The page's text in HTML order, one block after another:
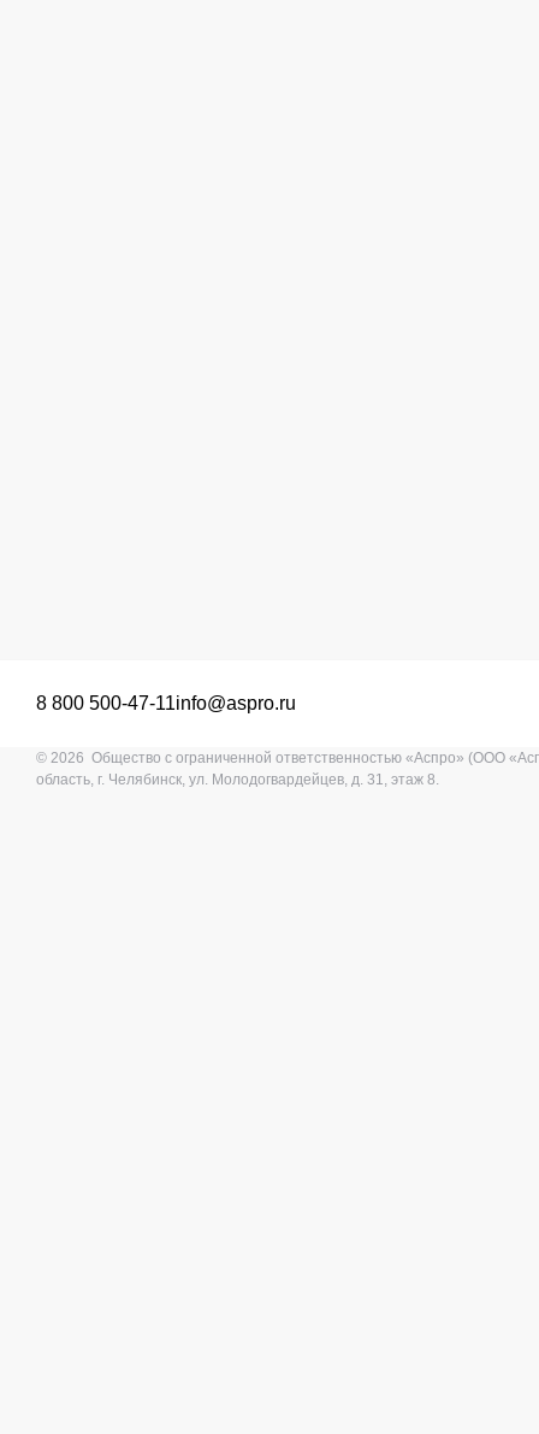
8 800 500-47-11info@aspro.ru
© 2026 Общество с ограниченной ответственностью «Аспро» (ООО
область, г. Челябинск, ул. Молодогвардейцев, д. 31, этаж 8.